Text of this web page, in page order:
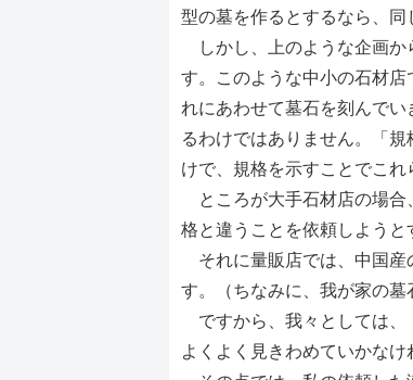
型の墓を作るとするなら、同
しかし、上のような企画か
す。このような中小の石材
れにあわせて墓石を刻んで
るわけではありません。「
けで、規格を示すことでこれ
ところが大手石材店の場合
格と違うことを依頼しようと
それに量販店では、中国産
す。（ちなみに、我が家の墓
ですから、我々としては、
よくよく見きわめていかなけ